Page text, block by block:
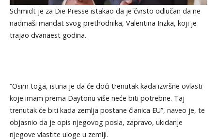
Schmidt je za Die Presse istakao da je čvrsto odlučan da ne
nadmaši mandat svog prethodnika, Valentina Inzka, koji je
trajao dvanaest godina.
“Osim toga, istina je da će doći trenutak kada izvršne ovlasti
koje imam prema Daytonu više neće biti potrebne. Taj
trenutak će biti kada zemlja postane članica EU”, naveo je, te
objasnio da je opis njegovog posla, zapravo, ukidanje
njegove vlastite uloge u zemlji.